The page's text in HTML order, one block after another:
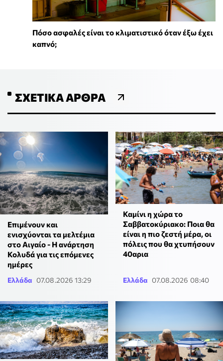
Πόσο ασφαλές είναι το κλιματιστικό όταν έξω έχει
καπνό;
ΣΧΕΤΙΚΆ ΆΡΘΡΑ
Επιμένουν και
ενισχύονται τα μελτέμια
στο Αιγαίο - Η ανάρτηση
Κολυδά για τις επόμενες
ημέρες
Ελλάδα 07.08.2026 13:29
Καμίνι η χώρα το
Σαββατοκύριακο: Ποια θα
είναι η πιο ζεστή μέρα, οι
πόλεις που θα χτυπήσουν
40αρια
Ελλάδα 07.08.2026 08:40